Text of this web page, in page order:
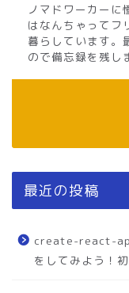
ノマドワーカーに
はなんちゃってフ
暮らしています。
ので備忘録を残し
最近の投稿
create-react-
をしてみよう！